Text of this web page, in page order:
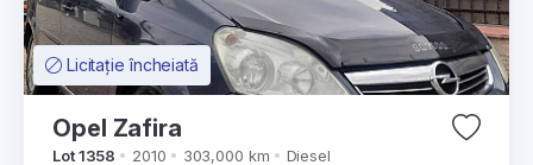
Licitație încheiată
Opel Zafira
Lot 1358 2010 303,000 km
Diesel